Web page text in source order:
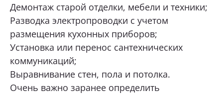
Демонтаж старой отделки, мебели и техники;
Разводка электропроводки с учетом
размещения кухонных приборов;
Установка или перенос сантехнических
коммуникаций;
Выравнивание стен, пола и потолка.
Очень важно заранее определить